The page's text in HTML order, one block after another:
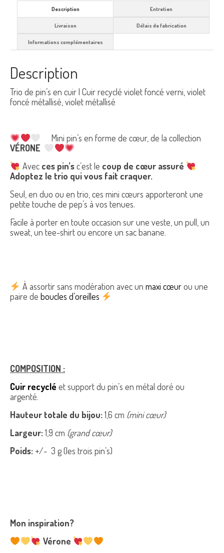
Description Entretien
Livraison Délais de fabrication
Informations complémentaires
Description
Trio de pin’s en cuir | Cuir recyclé violet foncé verni, violet
foncé métallisé, violet métallisé
Mini pin’s en forme de cœur, de la collection
VÉRONE
Avec ces pin’sc’est le coup de cœur assuré
Adoptez le trio qui vous fait craquer.
Seul, en duo ou en trio, ces mini cœurs apporteront une
petite touche de pep’s à vos tenues.
Facile à porter en toute occasion sur une veste, un pull, un
sweat, un tee-shirt ou encore un sac banane.
À assortir sans modération avec un maxi cœurou une
paire de boucles d’oreilles
COMPOSITION :
Cuir recyclé et support du pin’s en métal doré ou
argenté.
Hauteur totale du bijou:1,6 cm (mini cœur)
Largeur:1,9 cm (grand cœur)
Poids: +/- 3 g (les trois pin’s)
Mon inspiration?
Vérone